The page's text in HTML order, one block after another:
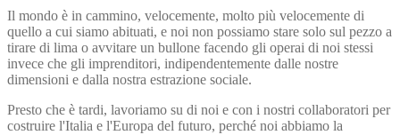
Il mondo è in cammino, velocemente, molto più velocemente di
quello a cui siamo abituati, e noi non possiamo stare solo sul pezzo a
tirare di lima o avvitare un bullone facendo gli operai di noi stessi
invece che gli imprenditori, indipendentemente dalle nostre
dimensioni e dalla nostra estrazione sociale.
Presto che è tardi, lavoriamo su di noi e con i nostri collaboratori per
costruire l'Italia e l'Europa del futuro, perché noi abbiamo la